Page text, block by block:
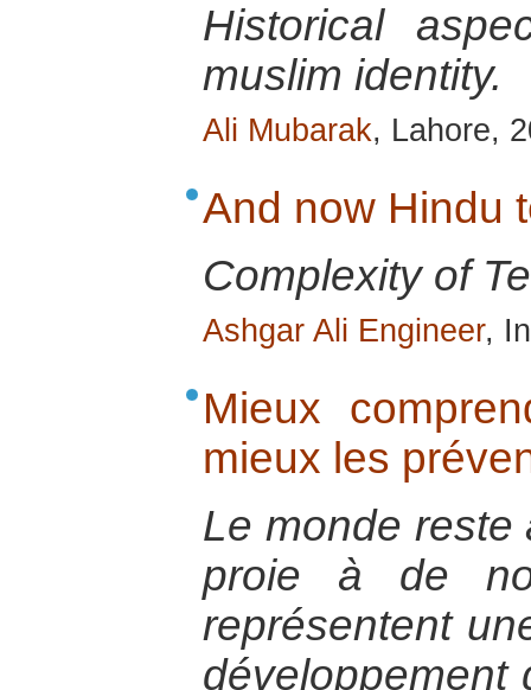
Historical
muslim identity.
Ali Mubarak, Lahore,
And now Hindu
Complexity of
Ashgar Ali Engineer,
Mieux
mieux les
Le monde reste
proie à de
représentent
développement